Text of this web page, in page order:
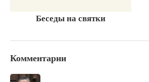
Беседы на святки
Комментарии